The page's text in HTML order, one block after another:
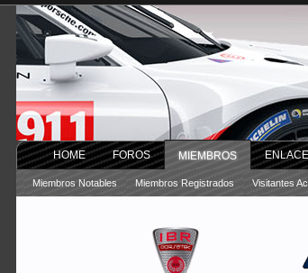
HOME FOROS MIEMBROS
Miembros Notables Miembros Registrados Visitantes